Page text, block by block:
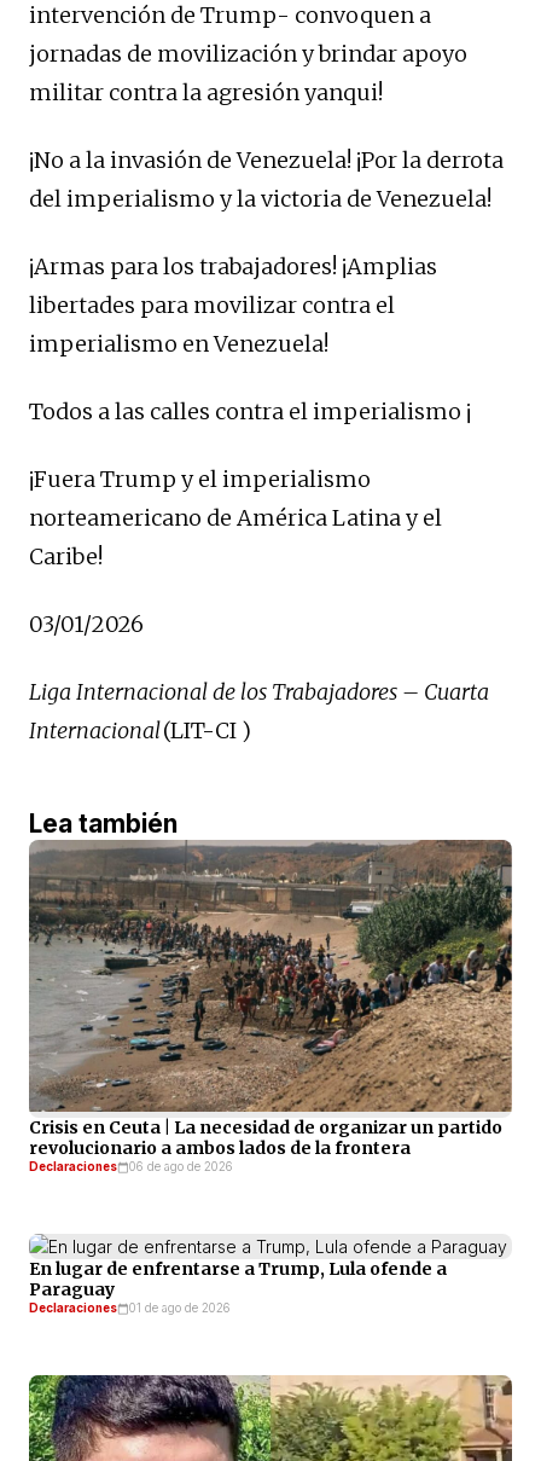
intervención de Trump- convoquen a
jornadas de movilización y brindar apoyo
militar contra la agresión yanqui!
¡No a la invasión de Venezuela! ¡Por la derrota
del imperialismo y la victoria de Venezuela!
¡Armas para los trabajadores! ¡Amplias
libertades para movilizar contra el
imperialismo en Venezuela!
Todos a las calles contra el imperialismo ¡
¡Fuera Trump y el imperialismo
norteamericano de América Latina y el
Caribe!
03/01/2026
Liga Internacional de los Trabajadores – Cuarta
Internacional(LIT-CI )
Lea también
Crisis en Ceuta | La necesidad de organizar un partido
revolucionario a ambos lados de la frontera
Declaraciones 06 de ago de 2026
En lugar de enfrentarse a Trump, Lula ofende a
Paraguay
Declaraciones 01 de ago de 2026